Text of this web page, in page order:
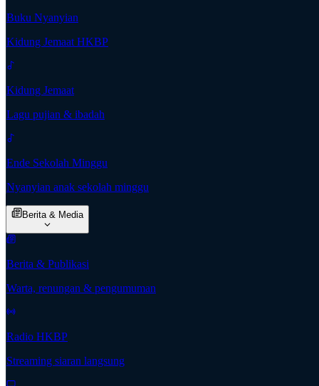
Buku Nyanyian
Kidung Jemaat HKBP
Kidung Jemaat
Lagu pujian & ibadah
Ende Sekolah Minggu
Nyanyian anak sekolah minggu
Berita & Media
Berita & Publikasi
Warta, renungan & pengumuman
Radio HKBP
Streaming siaran langsung